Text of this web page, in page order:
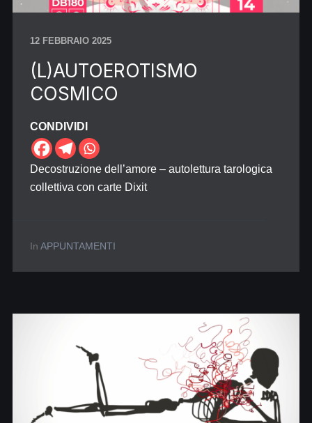
12 FEBBRAIO 2025
(L)AUTOEROTISMO
COSMICO
CONDIVIDI
Decostruzione dell’amore – autolettura tarologica
collettiva con carte Dixit
In APPUNTAMENTI